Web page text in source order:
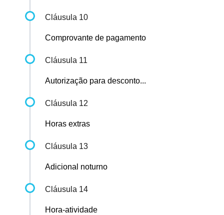
Cláusula 10
Comprovante de pagamento
Cláusula 11
Autorização para desconto...
Cláusula 12
Horas extras
Cláusula 13
Adicional noturno
Cláusula 14
Hora-atividade